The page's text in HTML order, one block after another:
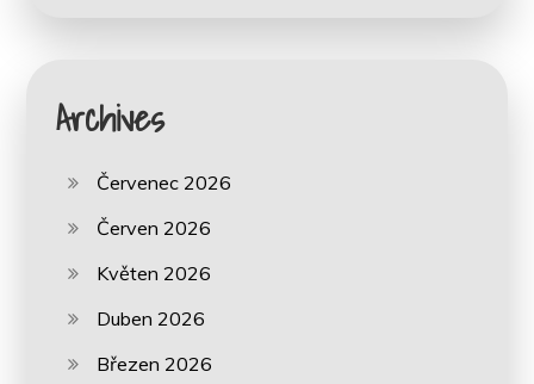
Archives
Červenec 2026
Červen 2026
Květen 2026
Duben 2026
Březen 2026